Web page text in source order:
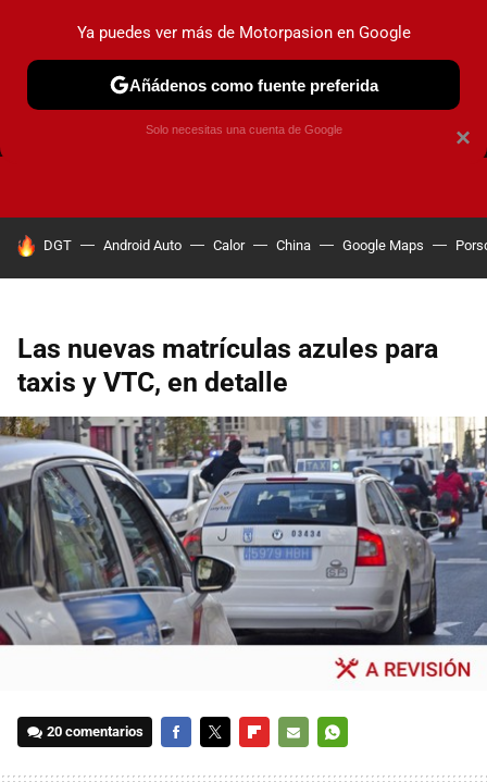
CAMBIO DE ACEITE AIRE ACONDICIONADO
HOY SE HABLA DE
DGT Android Auto Calor China Google Maps
Las nuevas matrículas azules para
taxis y VTC, en detalle
20 comentarios
×
Ya puedes ver más de Motorpasion en Google
Añádenos como fuente preferida
Solo necesitas una cuenta de Google